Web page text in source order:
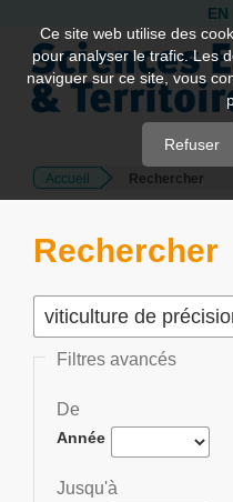
Quick
jump
page
Main
Content
EN
Accueil Rechercher
Rechercher
Filtres avancés
De
Année
Jusqu'à
Ce site web utilise des
pour analyser le trafic. Les
naviguer sur ce site, vous
Refuser